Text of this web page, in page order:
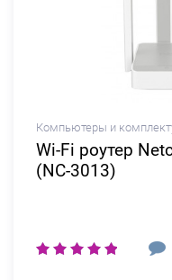
Компьютеры и
Wi-Fi роутер
(NC-3013)